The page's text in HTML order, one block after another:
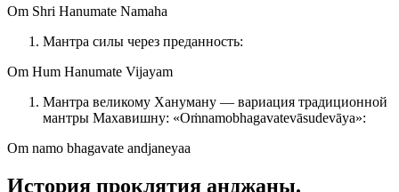
Om Shri Hanumate Namaha
Мантра силы через преданность:
Om Hum Hanumate Vijayam
Мантра великому Хануману — вариация традиционной
мантры Махавишну: «Oṁnamobhagavatevāsudevāya»:
Om namo bhagavate andjaneyaa
История проклятия анджаны.